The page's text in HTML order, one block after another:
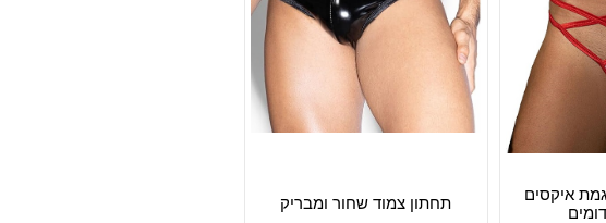
איקסים
תחתון צמוד שחור ומבריק